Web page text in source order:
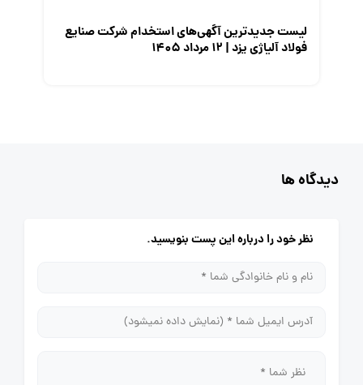
لیست جدیدترین آگهی‌های استخدام شرکت صنایع
فولاد آلیاژی یزد | ۱۲ مرداد ۱۴۰۵
دیدگاه ها
نظر خود را درباره این پست بنویسید.